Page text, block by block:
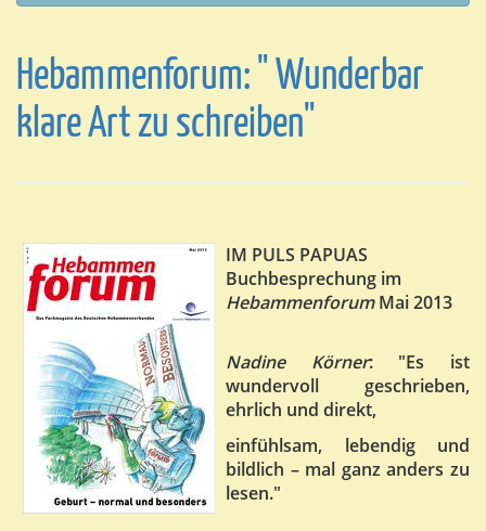
Hebammenforum: " Wunderbar
klare Art zu schreiben"
IM PULS PAPUAS
Buchbesprechung im
HebammenforumMai 2013
Nadine Körner: "Es ist
wundervoll geschrieben,
ehrlich und direkt,
einfühlsam, lebendig und
bildlich – mal ganz anders zu
lesen."